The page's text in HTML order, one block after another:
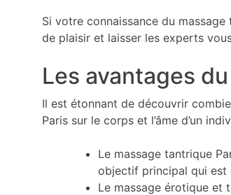
Si votre connaissance du
de plaisir et laisser les experts
Les avantages
Il est étonnant de découvrir
Paris sur le corps et l’âme d’un
Le massage tantrique
objectif principal qui est
Le massage érotique et